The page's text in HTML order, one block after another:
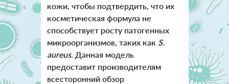
кожи, чтобы подтвердить, что их
косметическая формула не
способствует росту патогенных
микроорганизмов, таких как S.
aureus. Данная модель
предоставит производителям
всесторонний обзор